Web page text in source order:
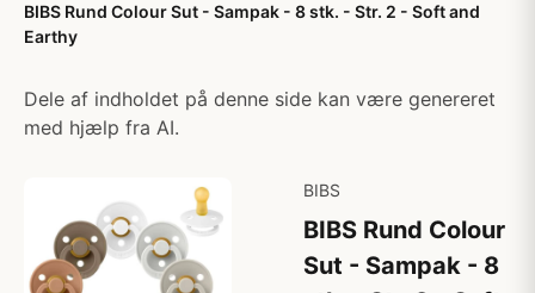
BIBS Rund Colour Sut - Sampak - 8 stk. - Str. 2 - Soft and
Earthy
Dele af indholdet på denne side kan være genereret
med hjælp fra AI.
BIBS
BIBS Rund Colour
Sut - Sampak - 8